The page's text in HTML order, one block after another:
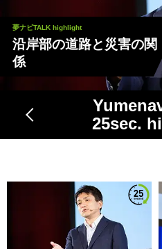
25sec.
夢ナビTALK highlight
沿岸部の道路と災害の関
係